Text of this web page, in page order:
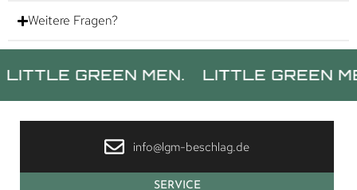
Weitere Fragen?
GREEN MEN. LITTLE GREEN MEN.
info@lgm-beschlag.de
SERVICE